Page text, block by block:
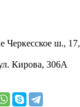
Черкесское ш., 17,
Кирова, 306А